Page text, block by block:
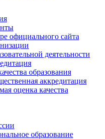
официального сайта
деятельности
образования
аккредитация
оценка качества
образование